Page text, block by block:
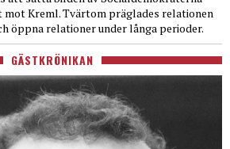
mot Kreml. Tvärtom präglades relationen
öppna relationer under långa perioder.
GÄSTKRÖNIKAN